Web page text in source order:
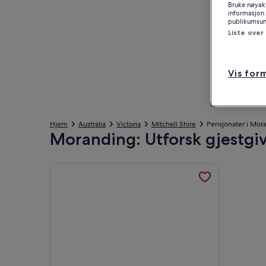
Hjem Australia Victoria Mitchell Shire Pensjonater i
Moranding: Utforsk
Mer informasjon om The Mews - Charan Hills,
Bruke
informasjon
Liste
Vis